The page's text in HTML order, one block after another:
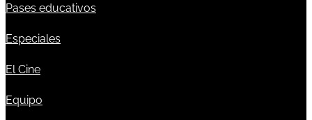
Pases educativos
Especiales
El Cine
Equipo